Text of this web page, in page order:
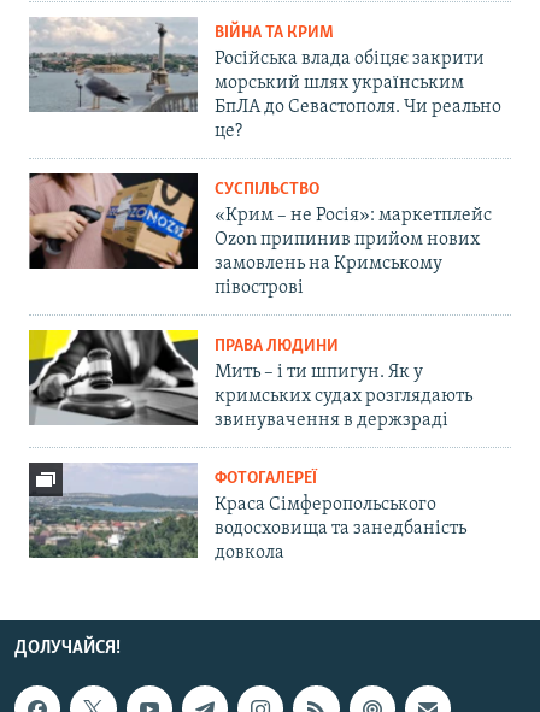
ВІЙНА ТА КРИМ
Російська влада обіцяє закрити
морський шлях українським
БпЛА до Севастополя. Чи реально
це?
СУСПІЛЬСТВО
«Крим – не Росія»: маркетплейс
Ozon припинив прийом нових
замовлень на Кримському
півострові
ПРАВА ЛЮДИНИ
Мить – і ти шпигун. Як у
кримських судах розглядають
звинувачення в держзраді
ФОТОГАЛЕРЕЇ
Краса Сімферопольського
водосховища та занедбаність
довкола
ДОЛУЧАЙСЯ!